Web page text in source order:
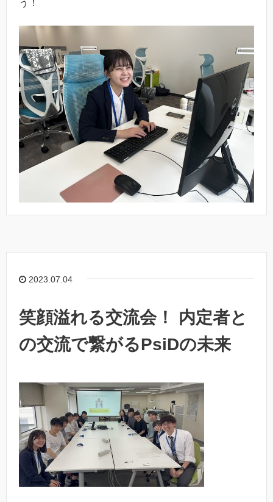
う！
2023.07.04
笑顔溢れる交流会！ 内定者と
の交流で繋がるPsiDの未来